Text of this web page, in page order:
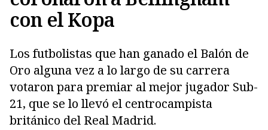
con el Kopa
Los futbolistas que han ganado el Balón de
Oro alguna vez a lo largo de su carrera
votaron para premiar al mejor jugador Sub-
21, que se lo llevó el centrocampista
británico del Real Madrid.